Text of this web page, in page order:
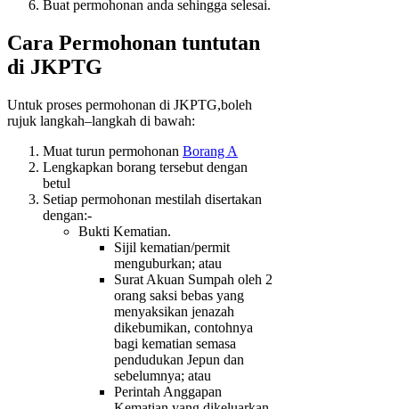
Buat permohonan anda sehingga selesai.
Cara Permohonan tuntutan
di JKPTG
Untuk proses permohonan di JKPTG,boleh
rujuk langkah–langkah di bawah:
Muat turun permohonan Borang A
Lengkapkan borang tersebut dengan
betul
Setiap permohonan mestilah disertakan
dengan:-
Bukti Kematian.
Sijil kematian/permit
menguburkan; atau
Surat Akuan Sumpah oleh 2
orang saksi bebas yang
menyaksikan jenazah
dikebumikan, contohnya
bagi kematian semasa
pendudukan Jepun dan
sebelumnya; atau
Perintah Anggapan